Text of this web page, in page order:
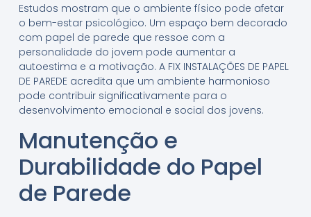
Estudos mostram que o ambiente físico pode afetar
o bem-estar psicológico. Um espaço bem decorado
com papel de parede que ressoe com a
personalidade do jovem pode aumentar a
autoestima e a motivação. A FIX INSTALAÇÕES DE PAPEL
DE PAREDE acredita que um ambiente harmonioso
pode contribuir significativamente para o
desenvolvimento emocional e social dos jovens.
Manutenção e
Durabilidade do Papel
de Parede